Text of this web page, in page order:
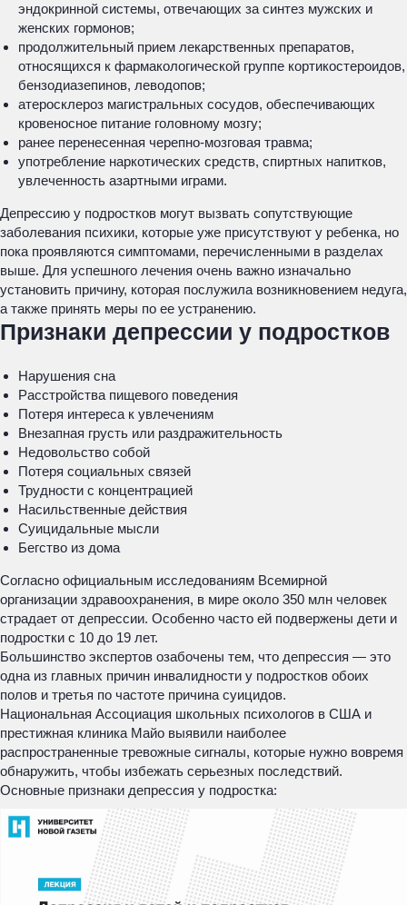
эндокринной системы, отвечающих за синтез мужских и
женских гормонов;
продолжительный прием лекарственных препаратов,
относящихся к фармакологической группе кортикостероидов,
бензодиазепинов, леводопов;
атеросклероз магистральных сосудов, обеспечивающих
кровеносное питание головному мозгу;
ранее перенесенная черепно-мозговая травма;
употребление наркотических средств, спиртных напитков,
увлеченность азартными играми.
Депрессию у подростков могут вызвать сопутствующие
заболевания психики, которые уже присутствуют у ребенка, но
пока проявляются симптомами, перечисленными в разделах
выше. Для успешного лечения очень важно изначально
установить причину, которая послужила возникновением недуга,
а также принять меры по ее устранению.
Признаки депрессии у подростков
Нарушения сна
Расстройства пищевого поведения
Потеря интереса к увлечениям
Внезапная грусть или раздражительность
Недовольство собой
Потеря социальных связей
Трудности с концентрацией
Насильственные действия
Суицидальные мысли
Бегство из дома
Согласно официальным исследованиям Всемирной
организации здравоохранения, в мире около 350 млн человек
страдает от депрессии. Особенно часто ей подвержены дети и
подростки с 10 до 19 лет.
Большинство экспертов озабочены тем, что депрессия — это
одна из главных причин инвалидности у подростков обоих
полов и третья по частоте причина суицидов.
Национальная Ассоциация школьных психологов в США и
престижная клиника Майо выявили наиболее
распространенные тревожные сигналы, которые нужно вовремя
обнаружить, чтобы избежать серьезных последствий.
Основные признаки депрессия у подростка: